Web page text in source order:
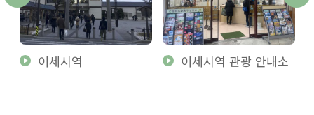
이세시역 이세시역 관광 안내소